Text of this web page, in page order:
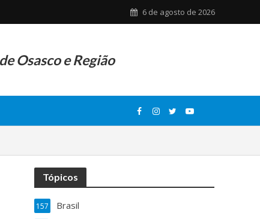
6 de agosto de 2026
Osasco e Região
Tópicos
Brasil
157